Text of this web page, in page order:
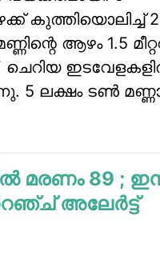
കുത്തിയൊലിച്ച്
ആഴം 1.5
ചെറിയ
5 ലക്ഷം ടണ്‍
മരണം 89 ;
അലേര്‍ട്ട്